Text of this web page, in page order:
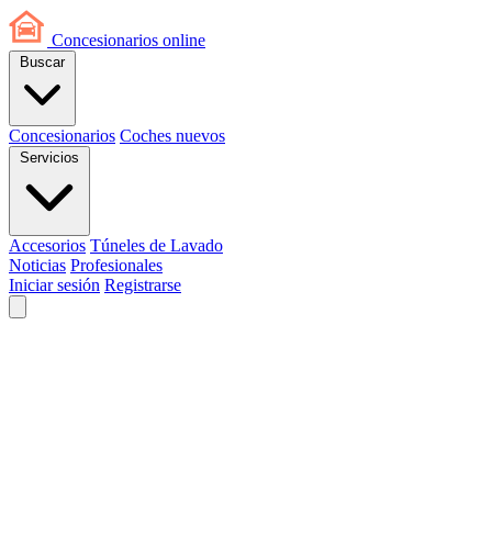
Concesionarios online
Buscar
Concesionarios Coches nuevos
Servicios
Accesorios Túneles de Lavado
Noticias Profesionales
Iniciar sesión Registrarse